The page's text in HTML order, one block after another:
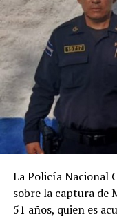
Presidente Bukele:
Transportistas recibieron
fondos y no prestaron el
servicio, enfrentarán
por peculado
6 mayo, 2025
En «Nacionales»
RELATED TOPICS:
MESA NACIONAL DE
UP NEXT
Condenan a mujer
Soyapango
La Policía Nacional
sobre la captura de
51 años, quien es